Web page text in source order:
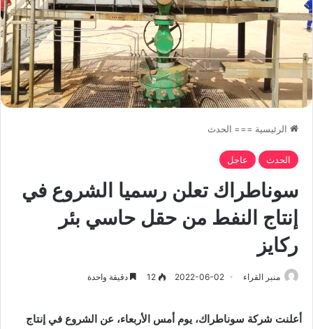
الرئيسية === الحدث
الحدث عاجل
سوناطراك تعلن رسميا الشروع في
إنتاج النفط من حقل حاسي بئر
ركايز
منبر القراء 2022-06-02
12 دقيقة واحدة
أعلنت شركة سوناطراك، يوم أمس الأربعاء، عن الشروع في إنتاج